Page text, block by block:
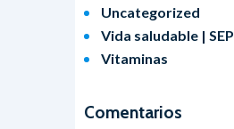
Uncategorized
Vida saludable | SEP
Vitaminas
Comentarios